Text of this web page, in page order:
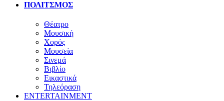
ΠΟΛΙΤΣΜΟΣ
Θέατρο
Μουσική
Χορός
Μουσεία
Σινεμά
Βιβλίο
Εικαστικά
Τηλεόραση
ENTERTAINMENT